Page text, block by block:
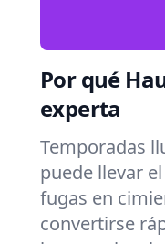
Por qué
experta
Temporadas
puede llevar
fugas en
convertirse